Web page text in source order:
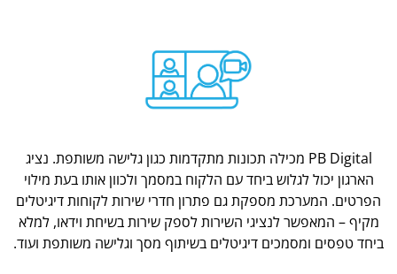
PB Digital מכילה תכונות מתקדמות כגון גלישה משותפת. נציג
הארגון יכול לגלוש ביחד עם הלקוח במסמך ולכוון אותו בעת מילוי
הפרטים. המערכת מספקת גם פתרון חדרי שירות לקוחות דיגיטלים
מקיף – המאפשר לנציגי השירות לספק שירות בשיחת וידאו, למלא
ביחד טפסים ומסמכים דיגיטלים בשיתוף מסך וגלישה משותפת ועוד.